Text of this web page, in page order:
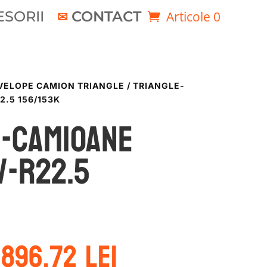
CONTACT Articole 0
CAMION TRIANGLE / TRIANGLE-
156/153K
R22.5